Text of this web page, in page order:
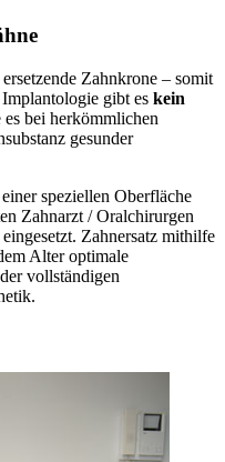
Zahnkrone – somit
gibt es kein
es bei herkömmlichen
gesunder
speziellen Oberfläche
Zahnarzt / Oralchirurgen
Zahnersatz mithilfe
Alter optimale
vollständigen